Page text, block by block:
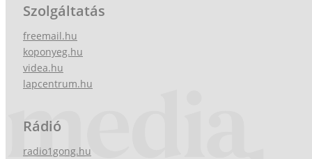
Szolgáltatás
freemail.hu
koponyeg.hu
videa.hu
lapcentrum.hu
Rádió
radio1gong.hu